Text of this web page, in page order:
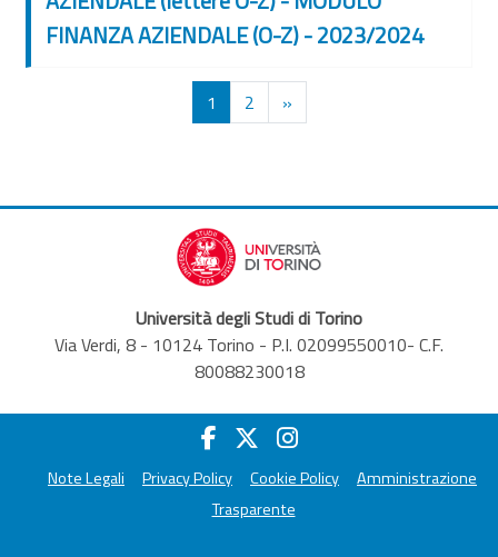
FINANZA AZIENDALE (O-Z) - 2023/2024
1 Pagina 1
2 Pagina 2
»Pagina successiva
Università degli Studi di Torino
Via Verdi, 8 - 10124 Torino - P.I. 02099550010- C.F.
80088230018
Note Legali Privacy Policy Cookie Policy
Amministrazione
Trasparente